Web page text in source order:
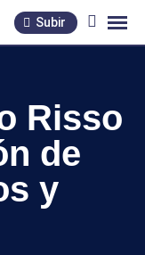
Subir
Risso
de
y